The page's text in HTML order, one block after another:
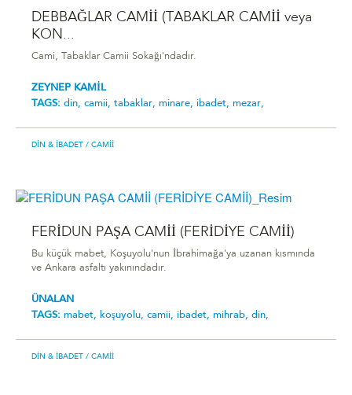
DEBBAĞLAR CAMİİ (TABAKLAR CAMİİ veya
KON...
Cami, Tabaklar Camii Sokağı'ndadır.
ZEYNEP KAMİL
TAGS: din, camii, tabaklar, minare, ibadet, mezar,
DIN & İBADET / CAMII
FERİDUN PAŞA CAMİİ (FERİDİYE CAMİİ)
Bu küçük mabet, Koşuyolu'nun İbrahimağa'ya uzanan kısmında
ve Ankara asfaltı yakınındadır.
ÜNALAN
TAGS: mabet, koşuyolu, camii, ibadet, mihrab, din,
DIN & İBADET / CAMII